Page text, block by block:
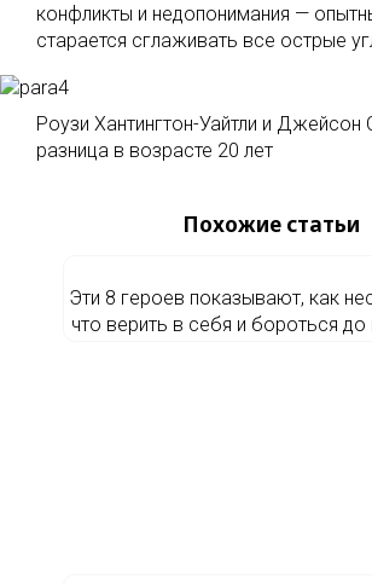
конфликты и недопонимания —
старается сглаживать все острые
Роузи Хантингтон-Уайтли и Джейсон
разница в возрасте 20 лет
Похожие статьи
Эти 8 героев показывают, как
что верить в себя и бороться до